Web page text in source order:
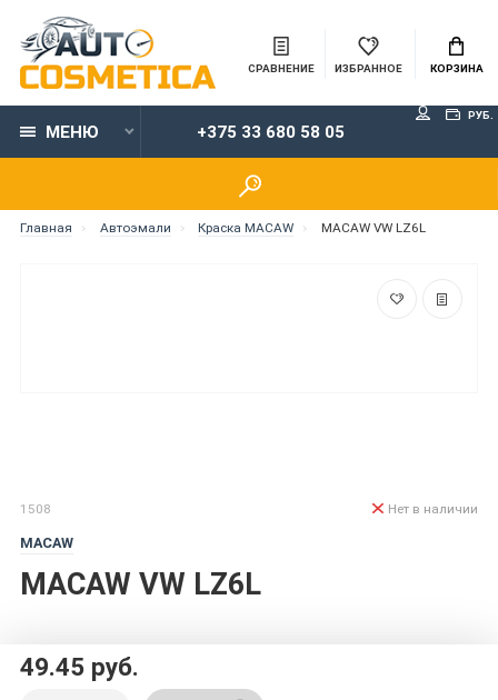
СРАВНЕНИЕ ИЗБРАННОЕ КОРЗИНА
МЕНЮ +375 33 680 58 05
РУБ.
Главная Автоэмали Краска MACAW MACAW VW LZ6L
1508
MACAW
MACAW VW LZ6L
Нет в наличии
49.45 руб.